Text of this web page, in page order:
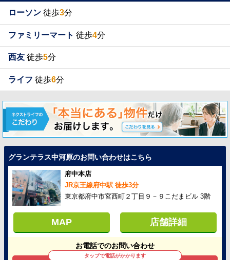
ローソン 徒歩3分
ファミリーマート 徒歩4分
西友 徒歩5分
ライフ 徒歩6分
グランテラス中河原のお問い合わせはこちら
府中本店
JR京王線府中駅 徒歩3分
東京都府中市宮西町２丁目９－９こだまビル 3階
MAP 店舗詳細
お電話でのお問い合わせ
タップで電話がかかります